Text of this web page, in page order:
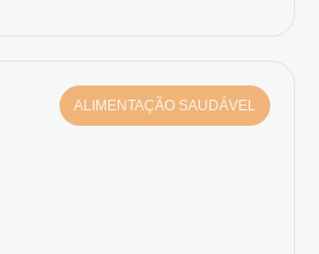
ALIMENTAÇÃO SAUDÁVEL